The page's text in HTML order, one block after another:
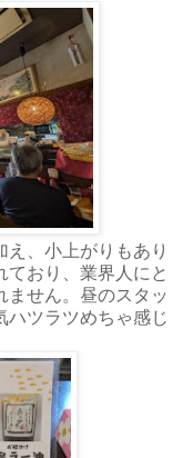
え、小上がりもあり
ており、業界人にと
ません。昼のスタッ
ハツラツめちゃ感じ